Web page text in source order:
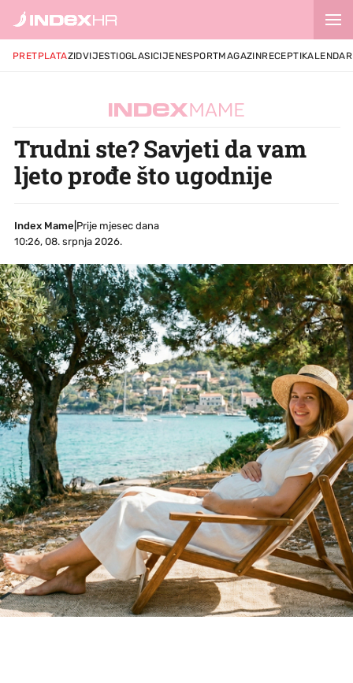
PRETPLATAZIDVIJESTIOGLASICIJENESPORTMAGAZINRECEPTIKALENDAR
Trudni ste? Savjeti da vam
ljeto prođe što ugodnije
Index Mame
Prije mjesec dana
10:26, 08. srpnja 2026.